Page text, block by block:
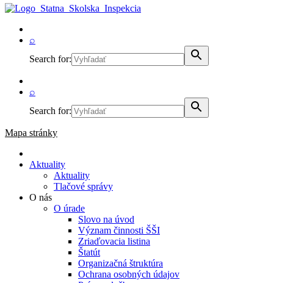
⌕
Search for:
⌕
Search for:
Mapa stránky
Aktuality
Aktuality
Tlačové správy
O nás
O úrade
Slovo na úvod
Význam činnosti ŠŠI
Zriaďovacia listina
Štatút
Organizačná štruktúra
Ochrana osobných údajov